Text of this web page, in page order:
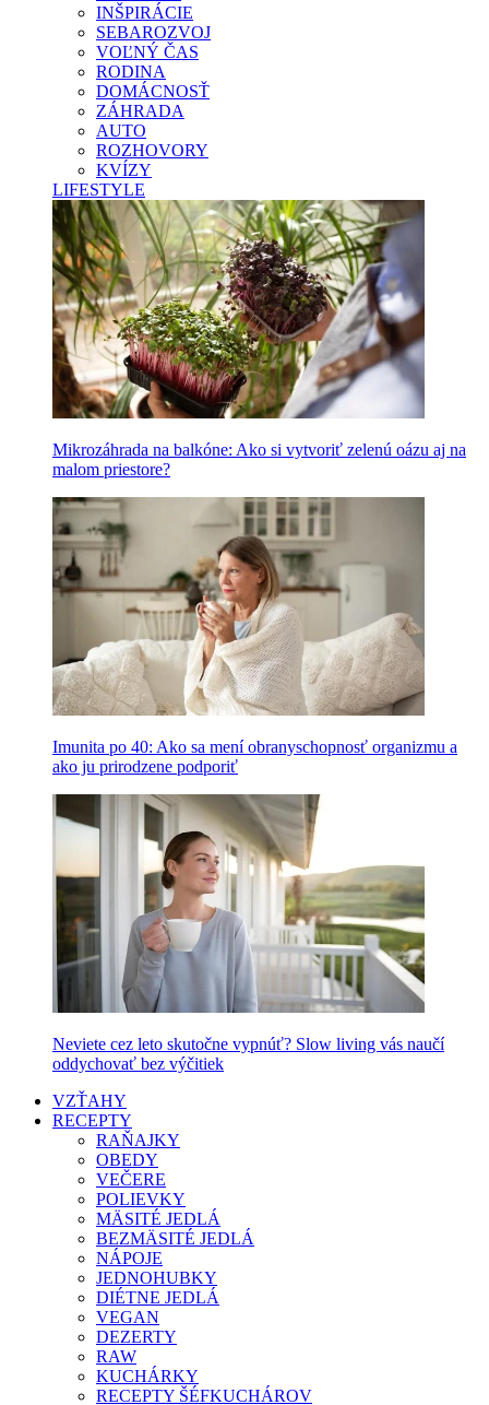
INŠPIRÁCIE
SEBAROZVOJ
VOĽNÝ ČAS
RODINA
DOMÁCNOSŤ
ZÁHRADA
AUTO
ROZHOVORY
KVÍZY
LIFESTYLE
Mikrozáhrada na balkóne: Ako si vytvoriť zelenú oázu aj na
malom priestore?
Imunita po 40: Ako sa mení obranyschopnosť organizmu a
ako ju prirodzene podporiť
Neviete cez leto skutočne vypnúť? Slow living vás naučí
oddychovať bez výčitiek
VZŤAHY
RECEPTY
RAŇAJKY
OBEDY
VEČERE
POLIEVKY
MÄSITÉ JEDLÁ
BEZMÄSITÉ JEDLÁ
NÁPOJE
JEDNOHUBKY
DIÉTNE JEDLÁ
VEGAN
DEZERTY
RAW
KUCHÁRKY
RECEPTY ŠÉFKUCHÁROV